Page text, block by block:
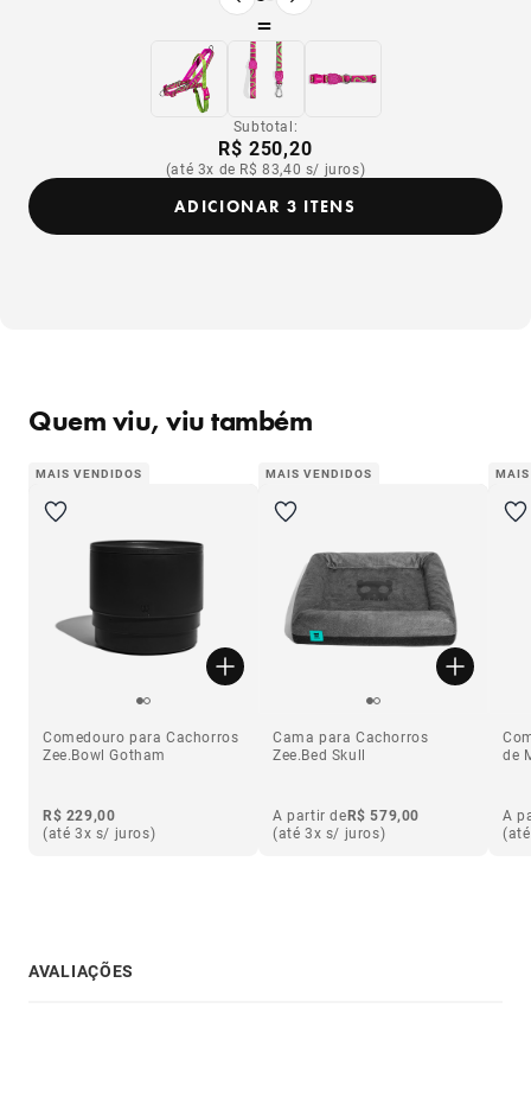
Produto anterior
Próximo produto
=
Subtotal:
R$ 250,20
(até 3x de R$ 83,40 s/ juros)
ADICIONAR 3 ITENS
Quem viu, viu também
MAIS VENDIDOS
Comedouro para Cachorros
Zee.Bowl Gotham
R$ 229,00
(até 3x s/ juros)
MAIS VENDIDOS
Cama para Cachorros
Zee.Bed Skull
A partir deR$ 579,00
(até 3x s/ juros)
de
A
AVALIAÇÕES